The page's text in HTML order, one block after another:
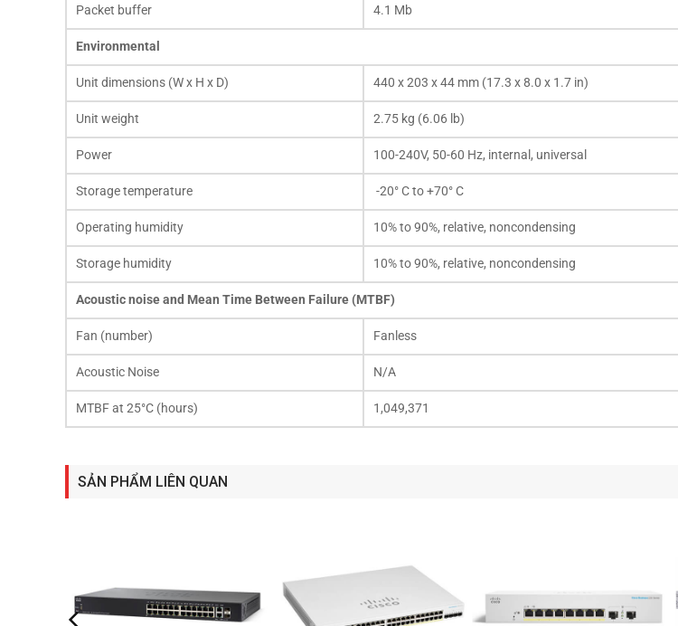
Packet buffer 4.1 Mb
Environmental
Unit dimensions (W x H x D) 440 x 203 x 44 mm (17.3 x 8.0 x 1.7 in)
Unit weight 2.75 kg (6.06 lb)
Power 100-240V, 50-60 Hz, internal, universal
Storage temperature -20° C to +70° C
Operating humidity 10% to 90%, relative, noncondensing
Storage humidity 10% to 90%, relative, noncondensing
Acoustic noise and Mean Time Between Failure (MTBF)
Fan (number) Fanless
Acoustic Noise N/A
MTBF at 25°C (hours) 1,049,371
SẢN PHẨM LIÊN QUAN